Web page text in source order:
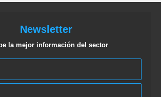
Newsletter
la mejor información del sector